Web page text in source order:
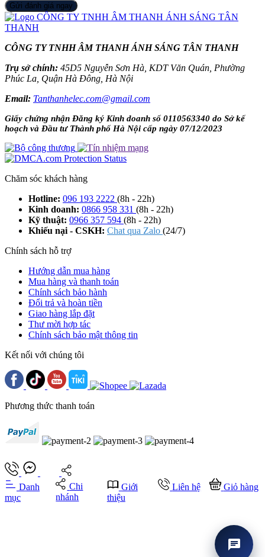
Gửi đánh giá ngay
CÔNG TY TNHH ÂM THANH ÁNH SÁNG TÂN THANH
Trụ sở chính: 45D5 Nguyễn Sơn Hà, KDT Văn Quán, Phường
Phúc La, Quận Hà Đông, Hà Nội
Email: Tanthanhelec.com@gmail.com
Giấy chứng nhận Đăng ký Kinh doanh số 0110563340 do Sở kế
hoạch và Đầu tư Thành phố Hà Nội cấp ngày 07/12/2023
Chăm sóc khách hàng
Hotline: 096 193 2222 (8h - 22h)
Kinh doanh: 0866 958 331 (8h - 22h)
Kỹ thuật: 0966 357 594 (8h - 22h)
Khiếu nại - CSKH: Chat qua Zalo (24/7)
Chính sách hỗ trợ
Hướng dẫn mua hàng
Mua hàng và thanh toán
Chính sách bảo hành
Đổi trả và hoàn tiền
Giao hàng lắp đặt
Thư mời hợp tác
Chính sách bảo mật thông tin
Kết nối với chúng tôi
Phương thức thanh toán
Danh
mục
Chi
nhánh
Giới
thiệu
Liên hệ Giỏ hàng
chat